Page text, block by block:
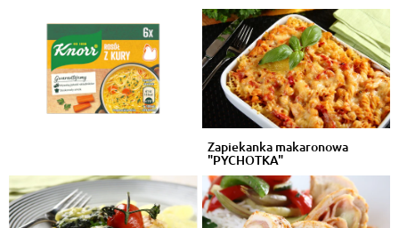
Zapiekanka makaronowa
"PYCHOTKA"